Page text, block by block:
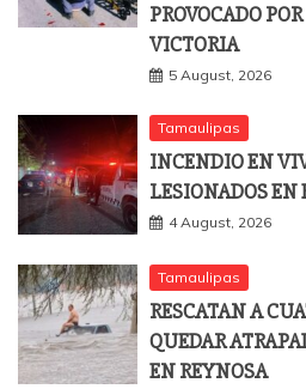
PROVOCADO
VICTORIA
5 August, 2026
Tamaulipas
INCENDIO EN
LESIONADOS
4 August, 2026
Tamaulipas
RESCATAN A
QUEDAR
EN REYNOSA